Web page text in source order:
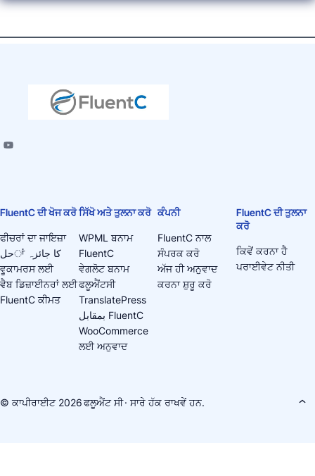
FluentC ਦੀ ਖੋਜ ਕਰੋ
ਫੀਚਰਾਂ ਦਾ ਜਾਇਜ਼ਾ
حلਾਂ کا جائزہ
ਵੂਕਾਮਰਸ ਲਈ
ਵੈਬ ਡਿਜ਼ਾਈਨਰਾਂ ਲਈ
FluentC ਕੀਮਤ
ਸਿੱਖੋ ਅਤੇ ਤੁਲਨਾ ਕਰੋ
WPML ਬਨਾਮ
FluentC
ਵੇਗਲੋਟ ਬਨਾਮ
ਫਲੂਐਂਟਸੀ
TranslatePress
بمقابل FluentC
WooCommerce
ਲਈ ਅਨੁਵਾਦ
ਕੰਪਨੀ
FluentC ਨਾਲ
ਸੰਪਰਕ ਕਰੋ
ਅੱਜ ਹੀ ਅਨੁਵਾਦ
ਕਰਨਾ ਸ਼ੁਰੂ ਕਰੋ
FluentC ਦੀ ਤੁਲਨਾ
ਕਰੋ
ਕਿਵੇਂ ਕਰਨਾ ਹੈ
ਪਰਾਈਵੇਟ ਨੀਤੀ
© ਕਾਪੀਰਾਈਟ 2026ਫਲੂਐਂਟ ਸੀ· ਸਾਰੇ ਹੱਕ ਰਾਖਵੇਂ ਹਨ.